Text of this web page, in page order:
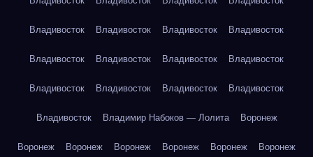
Владивосток Владивосток Владивосток Владивосток
Владивосток Владивосток Владивосток Владивосток
Владивосток Владивосток Владивосток Владивосток
Владивосток Владимир Набоков — Лолита Воронеж
Воронеж Воронеж Воронеж Воронеж Воронеж Воронеж